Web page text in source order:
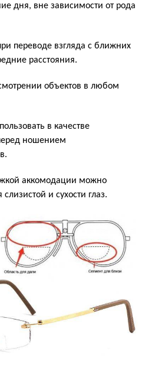
дня, вне зависимости от рода
переводе взгляда с ближних
расстояния.
объектов в любом
в качестве
ношением
аккомодации можно
и сухости глаз.